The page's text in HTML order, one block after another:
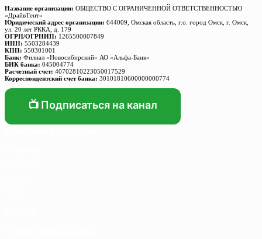
Название организации: ОБЩЕСТВО С ОГРАНИЧЕННОЙ ОТВЕТСТВЕННОСТЬЮ
«ДрайвТент»
Юридический адрес организации: 644009, Омская область, г.о. город Омск, г. Омск,
ул. 20 лет РККА, д. 179
ОГРН/ОГРНИП: 1265500007849
ИНН: 5503284439
КПП: 550301001
Банк: Филиал «Новосибирский» АО «Альфа-Банк»
БИК банка: 045004774
Расчетный счет: 40702810223050017529
Корреспондентский счет банка: 30101810600000000774
📺 Подписаться на канал